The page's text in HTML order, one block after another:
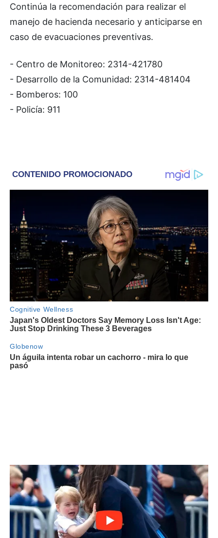
Continúa la recomendación para realizar el
manejo de hacienda necesario y anticiparse en
caso de evacuaciones preventivas.
- Centro de Monitoreo: 2314-421780
- Desarrollo de la Comunidad: 2314-481404
- Bomberos: 100
- Policía: 911